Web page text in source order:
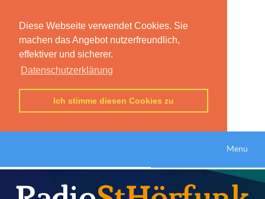
Diese Webseite verwendet Cookies. Sie
machen das Angebot nutzerfreundlich,
effektiver und sicherer.
Datenschutzerklärung
Ich stimme diesen Cookies zu
Menu